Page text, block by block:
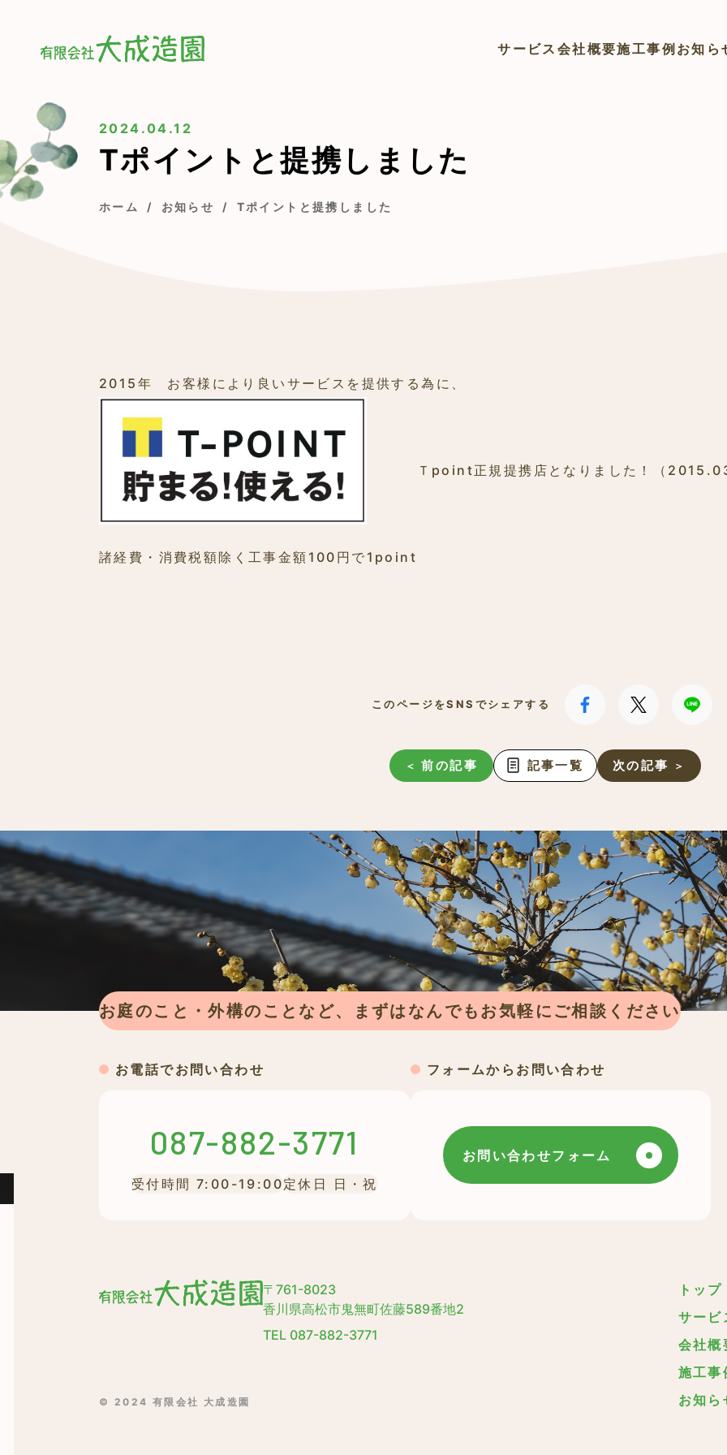
サービス 会社概要施工事例 お知ら
2024.04.12
Tポイントと提携しました
ホーム お知らせ Tポイントと提携しました
2015年 お客様により良いサービスを提供する為に、
Ｔpoint正規提携店となりました！（
諸経費・消費税額除く工事金額100円で1point
このページをSNSでシェアする
前の記事 記事一覧 次の記事
お庭のこと・外構のことなど、まずはなんでもお気軽にご相談ください
お電話でお問い合わせ
087-882-3771
受付時間 7:00-19:00定休日 日・祝
フォームからお問い合わせ
お問い合わせフォーム
〒761-8023
香川県高松市鬼無町佐藤589番地2
TEL 087-882-3771
トップ
サービ
会社概
施工事
お知ら
© 2024 有限会社 大成造園